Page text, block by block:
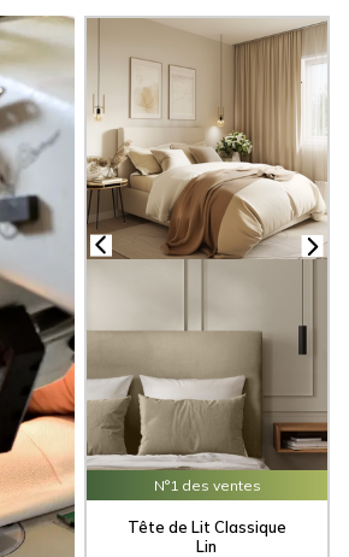
s'étend à un large choix tissus en
coton, etc., pour répondre à tous
Au-delà de leur rôle
nos
dosserets de lit
un confort et une
exceptionnels. En effet, ils
conçus pour ajouter une couche
de soutien pour le haut
corps, vous permettant ainsi de
de vous détendre selon vos
Fabriquées en France avec une
particulière portée à la qualité
détail, nos
dans diverses couleurs
telles que le bleu paon, le
poudré, l’écru, etc. Chaque tête de
peut être harmonisée et
avec d'autres éléments de
collection, tels que nosrideaux
stores bateaux , nos coussins
, ou
nos
chemins de lit. Toutes nos
de lit personnaliséesbénéficient
livraison gratuite en France sans
de commande, et de remises sur
pouvant atteindre -15%.
N°1 des ventes
Tête de Lit Classique
Lin